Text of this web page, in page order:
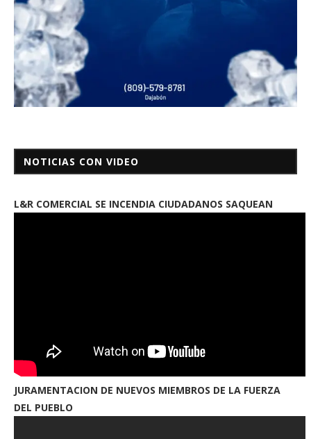
NOTICIAS CON VIDEO
L&R COMERCIAL SE INCENDIA CIUDADANOS SAQUEAN
JURAMENTACION DE NUEVOS MIEMBROS DE LA FUERZA
DEL PUEBLO